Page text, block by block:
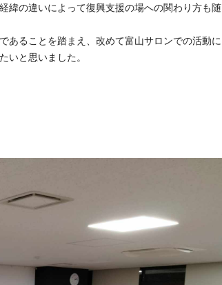
緯の違いによって復興支援の場への関わり方も随
あることを踏まえ、改めて富山サロンでの活動に
いと思いました。